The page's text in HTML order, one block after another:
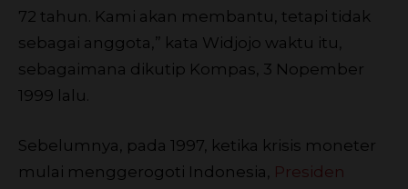
72 tahun. Kami akan membantu, tetapi tidak
sebagai anggota,” kata Widjojo waktu itu,
sebagaimana dikutip Kompas, 3 Nopember
1999 lalu.
Sebelumnya, pada 1997, ketika krisis moneter
mulai menggerogoti Indonesia, Presiden